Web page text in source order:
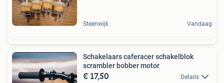
Steenwijk Vandaag
Schakelaars caferacer schakelblok
scrambler bobber motor
€ 17,50 Details